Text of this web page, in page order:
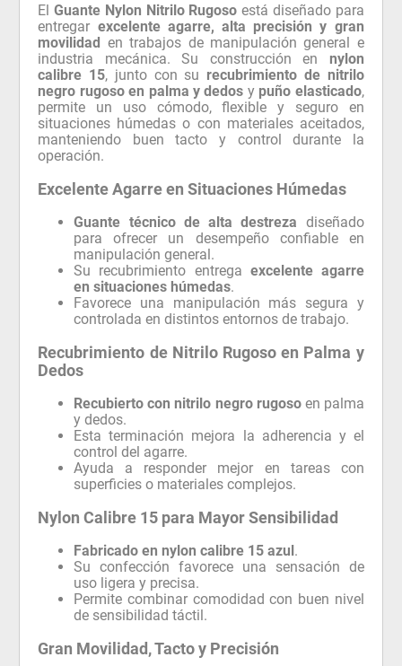
ElGuante Nylon Nitrilo Rugoso está diseñado para
entregar excelente agarre, alta precisión y gran
movilidad en trabajos de manipulación general e
industria mecánica. Su construcción en nylon
calibre 15, junto con su recubrimiento de nitrilo
negro rugoso en palma y dedos y puño elasticado,
permite un uso cómodo, flexible y seguro en
situaciones húmedas o con materiales aceitados,
manteniendo buen tacto y control durante la
operación.
Excelente Agarre en Situaciones Húmedas
Guante técnico de alta destreza diseñado
para ofrecer un desempeño confiable en
manipulación general.
Su recubrimiento entrega excelente agarre
en situaciones húmedas.
Favorece una manipulación más segura y
controlada en distintos entornos de trabajo.
Recubrimiento de Nitrilo Rugoso en Palma y
Dedos
Recubierto con nitrilo negro rugosoen palma
y dedos.
Esta terminación mejora la adherencia y el
control del agarre.
Ayuda a responder mejor en tareas con
superficies o materiales complejos.
Nylon Calibre 15 para Mayor Sensibilidad
Fabricado en nylon calibre 15 azul.
Su confección favorece una sensación de
uso ligera y precisa.
Permite combinar comodidad con buen nivel
de sensibilidad táctil.
Gran Movilidad, Tacto y Precisión